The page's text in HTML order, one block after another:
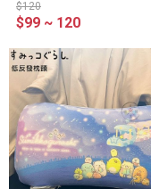
$120
$99 ~ 120